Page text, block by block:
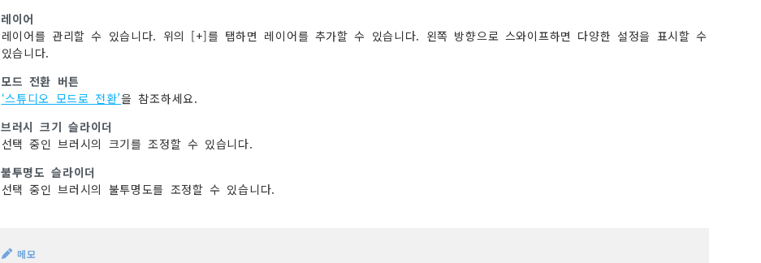
레이어
레이어를 관리할 수 있습니다. 위의 [+]를 탭하면 레이어를 추가할 수 있습니다. 왼쪽 방향으로 스와이프하면 다양한 설정을 표시할 수
있습니다.
모드 전환 버튼
‘스튜디오 모드로 전환’을 참조하세요.
브러시 크기 슬라이더
선택 중인 브러시의 크기를 조정할 수 있습니다.
불투명도 슬라이더
선택 중인 브러시의 불투명도를 조정할 수 있습니다.
메모